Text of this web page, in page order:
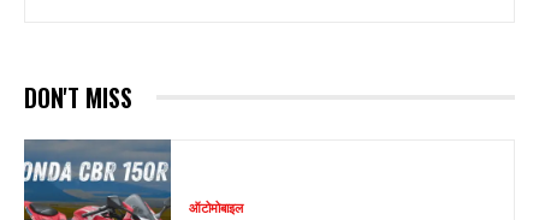
DON'T MISS
ऑटोमोबाइल